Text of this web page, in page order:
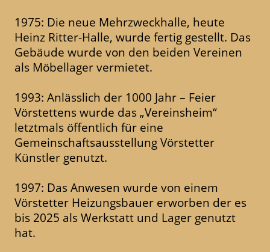
1975: Die neue Mehrzweckhalle, heute
Heinz Ritter-Halle, wurde fertig gestellt. Das
Gebäude wurde von den beiden Vereinen
als Möbellager vermietet.
1993: Anlässlich der 1000 Jahr – Feier
Vörstettens wurde das „Vereinsheim“
letztmals öffentlich für eine
Gemeinschaftsausstellung Vörstetter
Künstler genutzt.
1997: Das Anwesen wurde von einem
Vörstetter Heizungsbauer erworben der es
bis 2025 als Werkstatt und Lager genutzt
hat.